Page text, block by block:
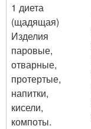
1 диета
(щадящая)
Изделия
паровые,
отварные,
протертые,
напитки,
кисели,
компоты.